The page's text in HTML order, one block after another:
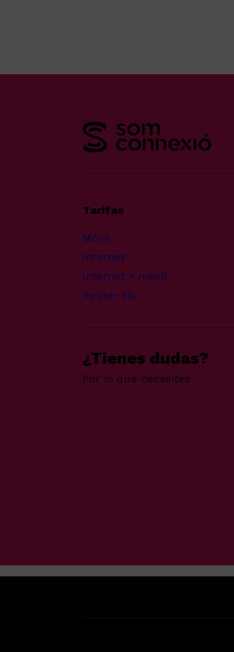
Tarifas
Móvil
Internet
Internet + móvil
Router 5G
¿Tienes dudas?
Por lo que necesites